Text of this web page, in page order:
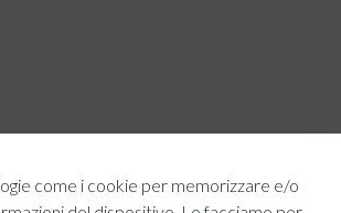
come i cookie per memorizzare e/o